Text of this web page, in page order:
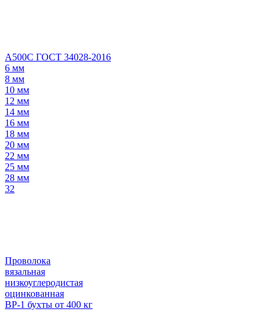
А500С ГОСТ 34028-2016
6 мм
8 мм
10 мм
12 мм
14 мм
16 мм
18 мм
20 мм
22 мм
25 мм
28 мм
32
Проволока
вязальная
низкоуглеродистая
оцинкованная
ВР-1 бухты от 400 кг